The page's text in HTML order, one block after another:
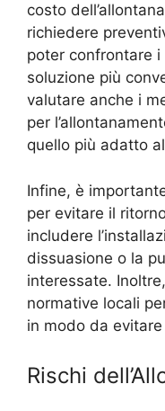
costo
richiedere
poter confrontare
soluzione più
valutare anche i
per
quello più adatto
Infine, è
per evitare il
includere
dissuasione o la
interessate.
normative locali
in modo da
Rischi